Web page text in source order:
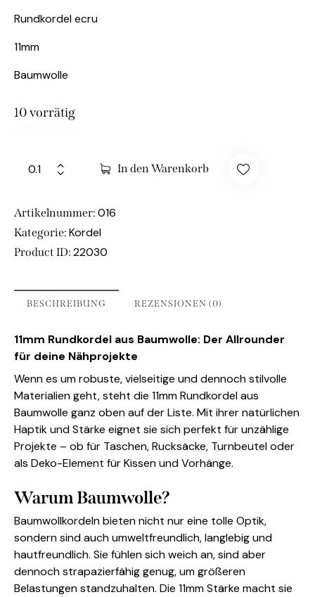
Rundkordel ecru
11mm
Baumwolle
10 vorrätig
In den Warenkorb
Artikelnummer: 016
Kategorie: Kordel
Product ID: 22030
BESCHREIBUNG REZENSIONEN (0)
11mm Rundkordel aus Baumwolle: Der Allrounder
für deine Nähprojekte
Wenn es um robuste, vielseitige und dennoch stilvolle
Materialien geht, steht die 11mm Rundkordel aus
Baumwolle ganz oben auf der Liste. Mit ihrer natürlichen
Haptik und Stärke eignet sie sich perfekt für unzählige
Projekte – ob für Taschen, Rucksäcke, Turnbeutel oder
als Deko-Element für Kissen und Vorhänge.
Warum Baumwolle?
Baumwollkordeln bieten nicht nur eine tolle Optik,
sondern sind auch umweltfreundlich, langlebig und
hautfreundlich. Sie fühlen sich weich an, sind aber
dennoch strapazierfähig genug, um größeren
Belastungen standzuhalten. Die 11mm Stärke macht sie